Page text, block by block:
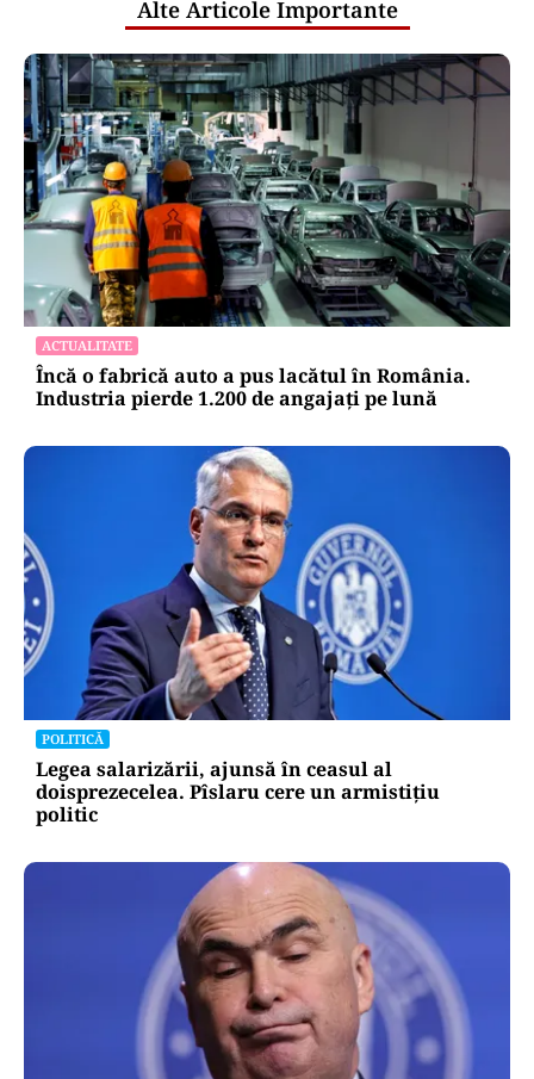
Alte Articole Importante
ACTUALITATE
Încă o fabrică auto a pus lacătul în România.
Industria pierde 1.200 de angajați pe lună
POLITICĂ
Legea salarizării, ajunsă în ceasul al
doisprezecelea. Pîslaru cere un armistițiu
politic